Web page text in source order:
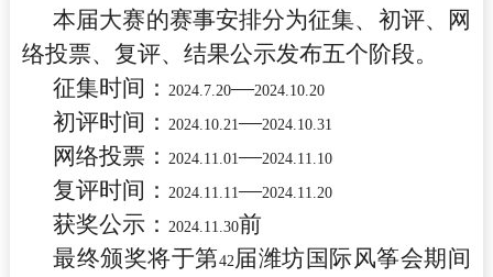
本届大赛的赛事安排分为征集、初评、网
络投票、复评、结果公示发布五个阶段。
征集时间：2024.7.20—2024.10.20
初评时间：2024.10.21—2024.10.31
网络投票：2024.11.01—2024.11.10
复评时间：2024.11.11—2024.11.20
获奖公示：2024.11.30前
最终颁奖将于第42届潍坊国际风筝会期间